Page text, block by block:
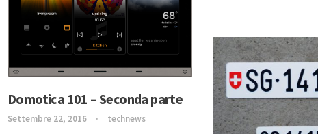
Domotica 101 – Seconda parte
Settembre 22, 2016 technews